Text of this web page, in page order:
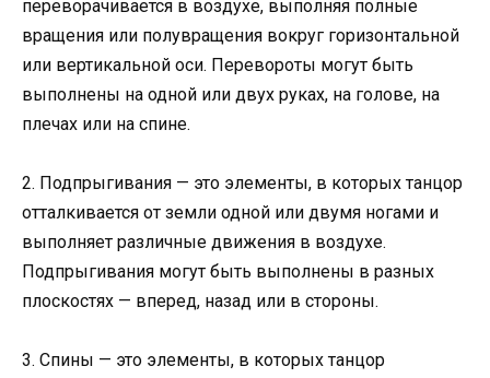
переворачивается в воздухе, выполняя полные
вращения или полувращения вокруг горизонтальной
или вертикальной оси. Перевороты могут быть
выполнены на одной или двух руках, на голове, на
плечах или на спине.
2. Подпрыгивания — это элементы, в которых танцор
отталкивается от земли одной или двумя ногами и
выполняет различные движения в воздухе.
Подпрыгивания могут быть выполнены в разных
плоскостях — вперед, назад или в стороны.
3. Спины — это элементы, в которых танцор